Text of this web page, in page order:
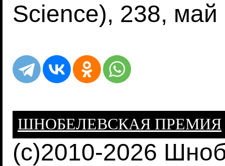
Science), 238,
ШНОБЕЛЕВСКАЯ ПРЕМИЯ
(c)2010-2026